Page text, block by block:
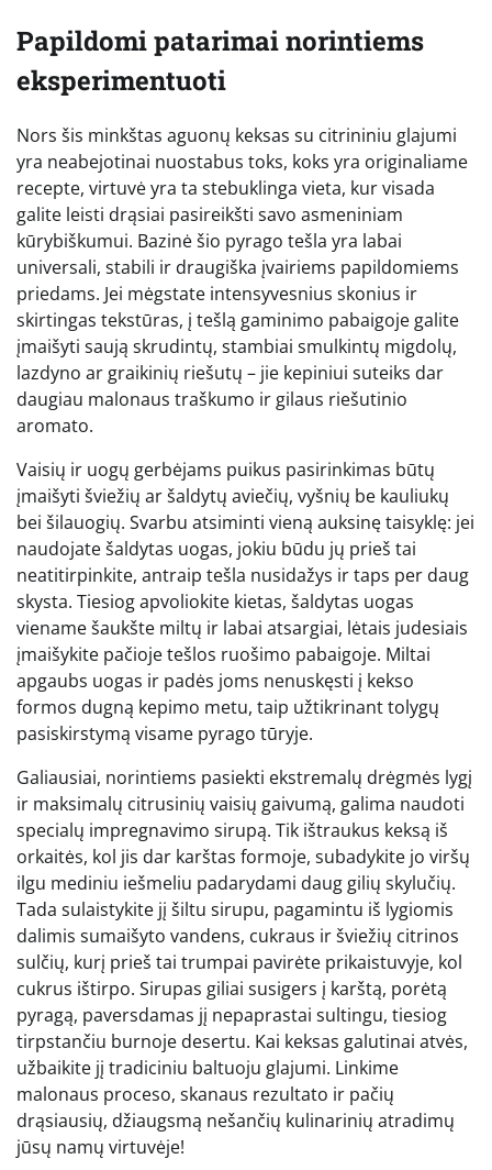
Papildomi patarimai norintiems
eksperimentuoti
Nors šis minkštas aguonų keksas su citrininiu glajumi
yra neabejotinai nuostabus toks, koks yra originaliame
recepte, virtuvė yra ta stebuklinga vieta, kur visada
galite leisti drąsiai pasireikšti savo asmeniniam
kūrybiškumui. Bazinė šio pyrago tešla yra labai
universali, stabili ir draugiška įvairiems papildomiems
priedams. Jei mėgstate intensyvesnius skonius ir
skirtingas tekstūras, į tešlą gaminimo pabaigoje galite
įmaišyti saują skrudintų, stambiai smulkintų migdolų,
lazdyno ar graikinių riešutų – jie kepiniui suteiks dar
daugiau malonaus traškumo ir gilaus riešutinio
aromato.
Vaisių ir uogų gerbėjams puikus pasirinkimas būtų
įmaišyti šviežių ar šaldytų aviečių, vyšnių be kauliukų
bei šilauogių. Svarbu atsiminti vieną auksinę taisyklę: jei
naudojate šaldytas uogas, jokiu būdu jų prieš tai
neatitirpinkite, antraip tešla nusidažys ir taps per daug
skysta. Tiesiog apvoliokite kietas, šaldytas uogas
viename šaukšte miltų ir labai atsargiai, lėtais judesiais
įmaišykite pačioje tešlos ruošimo pabaigoje. Miltai
apgaubs uogas ir padės joms nenuskęsti į kekso
formos dugną kepimo metu, taip užtikrinant tolygų
pasiskirstymą visame pyrago tūryje.
Galiausiai, norintiems pasiekti ekstremalų drėgmės lygį
ir maksimalų citrusinių vaisių gaivumą, galima naudoti
specialų impregnavimo sirupą. Tik ištraukus keksą iš
orkaitės, kol jis dar karštas formoje, subadykite jo viršų
ilgu mediniu iešmeliu padarydami daug gilių skylučių.
Tada sulaistykite jį šiltu sirupu, pagamintu iš lygiomis
dalimis sumaišyto vandens, cukraus ir šviežių citrinos
sulčių, kurį prieš tai trumpai pavirėte prikaistuvyje, kol
cukrus ištirpo. Sirupas giliai susigers į karštą, porėtą
pyragą, paversdamas jį nepaprastai sultingu, tiesiog
tirpstančiu burnoje desertu. Kai keksas galutinai atvės,
užbaikite jį tradiciniu baltuoju glajumi. Linkime
malonaus proceso, skanaus rezultato ir pačių
drąsiausių, džiaugsmą nešančių kulinarinių atradimų
jūsų namų virtuvėje!